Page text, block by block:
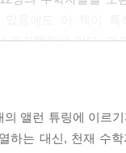
되었다고 합니다.
이룬 가우스지만 실
겐 천문대 소장을 지
토리텔링에 있다. 게
는 수학을 좋아하는
수열,
르트 좌표와 우주
의 앨런 튜링에 이르
하는 대신, 천재 수